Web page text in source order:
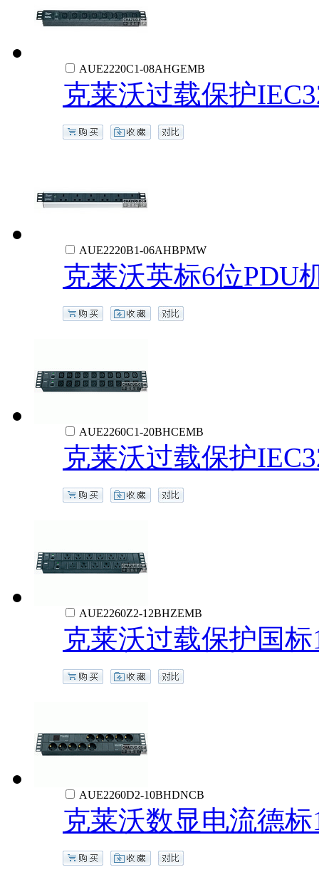
AUE2220C1-08AHGEMB
克莱沃过载保护
AUE2220B1-06AHBPMW
克莱沃英标6位PDU
AUE2260C1-20BHCEMB
克莱沃过载保护
AUE2260Z2-12BHZEMB
克莱沃过载保护国
AUE2260D2-10BHDNCB
克莱沃数显电流德